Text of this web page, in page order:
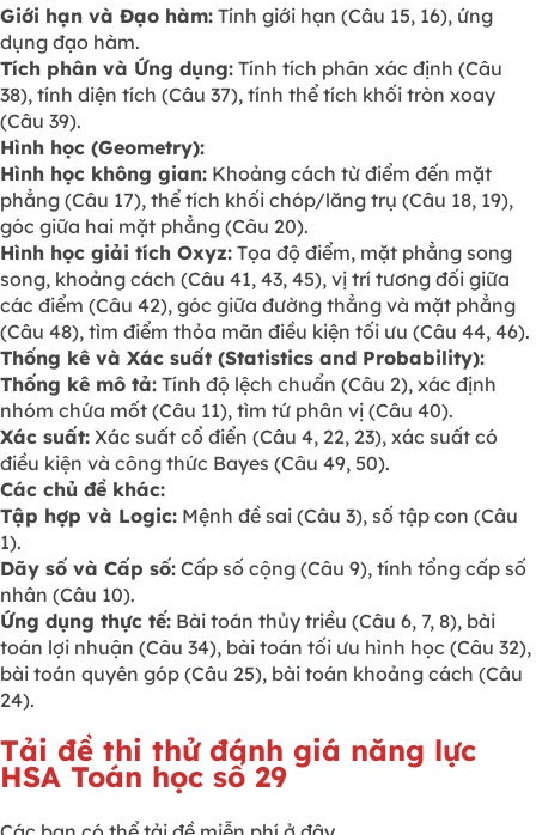
Giới hạn và Đạo hàm: Tính giới hạn (Câu 15, 16), ứng
dụng đạo hàm.
Tích phân và Ứng dụng: Tính tích phân xác định (Câu
38), tính diện tích (Câu 37), tính thể tích khối tròn xoay
(Câu 39).
Hình học (Geometry):
Hình học không gian: Khoảng cách từ điểm đến mặt
phẳng (Câu 17), thể tích khối chóp/lăng trụ (Câu 18, 19),
góc giữa hai mặt phẳng (Câu 20).
Hình học giải tích Oxyz: Tọa độ điểm, mặt phẳng song
song, khoảng cách (Câu 41, 43, 45), vị trí tương đối giữa
các điểm (Câu 42), góc giữa đường thẳng và mặt phẳng
(Câu 48), tìm điểm thỏa mãn điều kiện tối ưu (Câu 44, 46).
Thống kê và Xác suất (Statistics and Probability):
Thống kê mô tả: Tính độ lệch chuẩn (Câu 2), xác định
nhóm chứa mốt (Câu 11), tìm tứ phân vị (Câu 40).
Xác suất: Xác suất cổ điển (Câu 4, 22, 23), xác suất có
điều kiện và công thức Bayes (Câu 49, 50).
Các chủ đề khác:
Tập hợp và Logic: Mệnh đề sai (Câu 3), số tập con (Câu
1).
Dãy số và Cấp số: Cấp số cộng (Câu 9), tính tổng cấp số
nhân (Câu 10).
Ứng dụng thực tế: Bài toán thủy triều (Câu 6, 7, 8), bài
toán lợi nhuận (Câu 34), bài toán tối ưu hình học (Câu 32),
bài toán quyên góp (Câu 25), bài toán khoảng cách (Câu
24).
Tải đề thi thử đánh giá năng lực
HSA Toán học số 29